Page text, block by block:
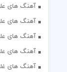
آهنگ های
آهنگ های
آهنگ های
آهنگ های
آهنگ های